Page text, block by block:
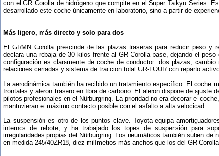
con el GR Corolla de hidrógeno que compite en el Super Taikyu Series.
desarrollado este coche únicamente en laboratorio, sino a partir de
Más ligero, más directo y solo para dos
El GRMN Corolla prescinde de las plazas traseras para reducir peso y
declara una rebaja de 30 kilos frente al GR Corolla base, dejando el
configuración es claramente de coche de conductor: dos plazas,
relaciones cerradas y sistema de tracción total GR-FOUR con reparto
La aerodinámica también ha recibido un tratamiento específico. El coche
frontales y alerón trasero en fibra de carbono. El alerón dispone de ajuste
pilotos profesionales en el Nürburgring. La prioridad no era decorar el
mantuvieran el máximo contacto posible con el asfalto a alta velocidad.
La suspensión es otro de los puntos clave. Toyota equipa
internos de rebote, y ha trabajado los topes de suspensión para
irregularidades propias del Nürburgring. Los neumáticos también suben de
en medida 245/40ZR18, diez milímetros más anchos que los del GR